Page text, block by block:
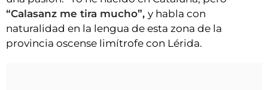
“Calasanz me tira mucho”, y habla con
naturalidad en la lengua de esta zona de la
provincia oscense limítrofe con Lérida.